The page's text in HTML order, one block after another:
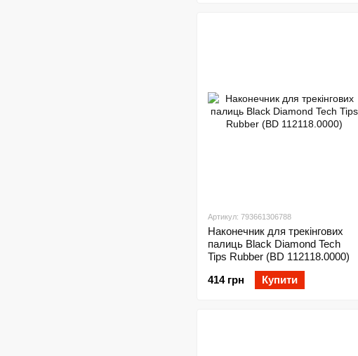
Артикул: 793661306788
Наконечник для трекінгових
палиць Black Diamond Tech
Tips Rubber (BD 112118.0000)
414 грн
Купити